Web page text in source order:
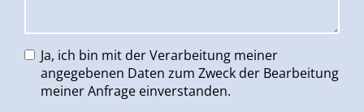
Ja, ich bin mit der Verarbeitung meiner
angegebenen Daten zum Zweck der Bearbeitung
meiner Anfrage einverstanden.